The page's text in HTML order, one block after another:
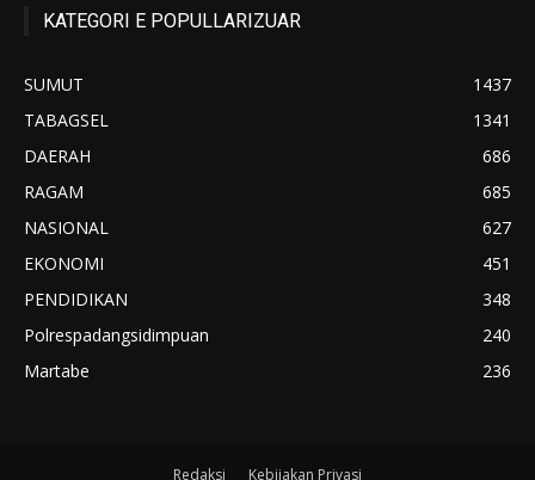
KATEGORI E POPULLARIZUAR
SUMUT
1437
TABAGSEL
1341
DAERAH
686
RAGAM
685
NASIONAL
627
EKONOMI
451
PENDIDIKAN
348
Polrespadangsidimpuan
240
Martabe
236
Redaksi Kebijakan Privasi